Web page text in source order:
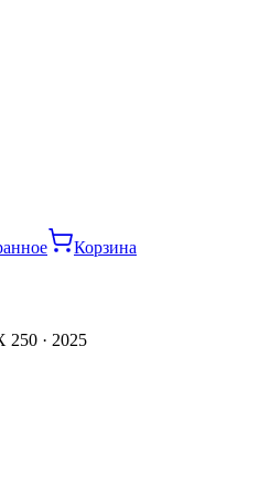
Корзина
250 · 2025